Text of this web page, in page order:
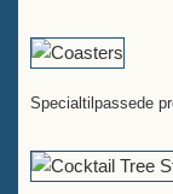
Specialtilpassede